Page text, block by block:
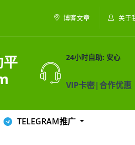
博客文章 关于
24小时自助: 安心
VIP卡密|合作优惠
TELEGRAM推广